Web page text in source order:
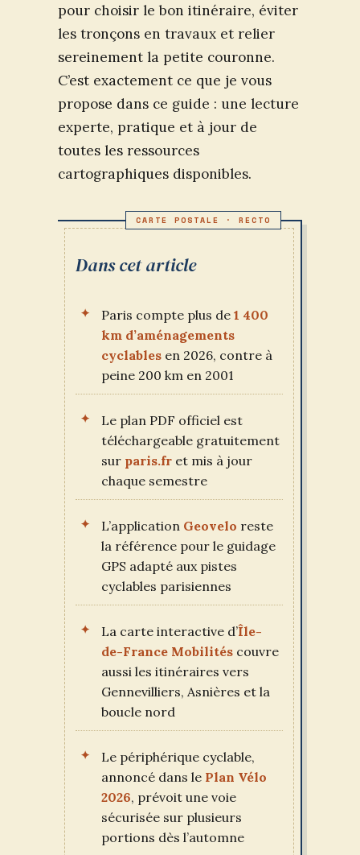
pour choisir le bon itinéraire, éviter
les tronçons en travaux et relier
sereinement la petite couronne.
C’est exactement ce que je vous
propose dans ce guide : une lecture
experte, pratique et à jour de
toutes les ressources
cartographiques disponibles.
Dans cet article
Paris compte plus de 1 400
km d’aménagements
cyclables en 2026, contre à
peine 200 km en 2001
Le plan PDF officiel est
téléchargeable gratuitement
sur paris.fr et mis à jour
chaque semestre
L’application Geovelo reste
la référence pour le guidage
GPS adapté aux pistes
cyclables parisiennes
La carte interactive d’Île-
de-France Mobilités couvre
aussi les itinéraires vers
Gennevilliers, Asnières et la
boucle nord
Le périphérique cyclable,
annoncé dans le Plan Vélo
2026, prévoit une voie
sécurisée sur plusieurs
portions dès l’automne